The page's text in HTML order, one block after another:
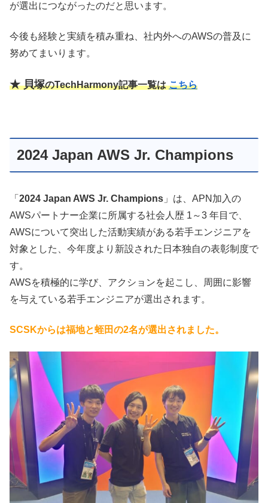
が選出につながったのだと思います。
今後も経験と実績を積み重ね、社内外へのAWSの普及に
努めてまいります。
★ 貝塚のTechHarmony記事一覧はこちら
2024 Japan AWS Jr. Champions
「 2024 Japan AWS Jr. Champions 」は、APN加入の
AWSパートナー企業に所属する社会人歴 1～3 年目で、
AWSについて突出した活動実績がある若手エンジニアを
対象とした、今年度より新設された日本独自の表彰制度で
す。
AWSを積極的に学び、アクションを起こし、周囲に影響
を与えている若手エンジニアが選出されます。
SCSKからは福地と蛭田の2名が選出されました。